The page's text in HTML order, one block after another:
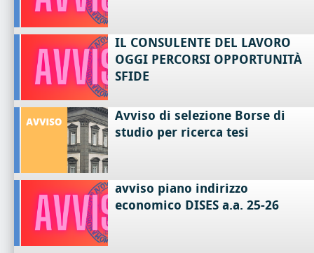
IL CONSULENTE DEL LAVORO
OGGI PERCORSI OPPORTUNITÀ
SFIDE
Avviso di selezione Borse di
studio per ricerca tesi
avviso piano indirizzo
economico DISES a.a. 25-26